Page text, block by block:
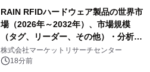
RAIN RFIDハードウェア製品の世界市
場（2026年～2032年）、市場規模
（タグ、リーダー、その他）・分析レ
ポートを発表
株式会社マーケットリサーチセンター
18分前